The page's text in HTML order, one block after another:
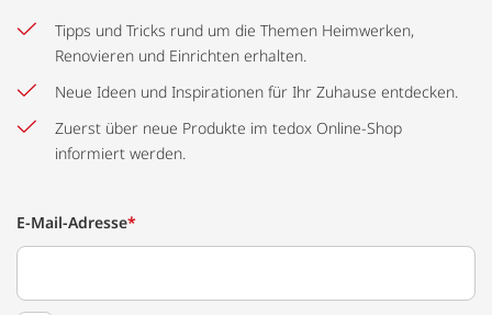
Tipps und Tricks rund um die Themen Heimwerken,
Renovieren und Einrichten erhalten.
Neue Ideen und Inspirationen für Ihr Zuhause entdecken.
Zuerst über neue Produkte im tedox Online-Shop
informiert werden.
E-Mail-Adresse*